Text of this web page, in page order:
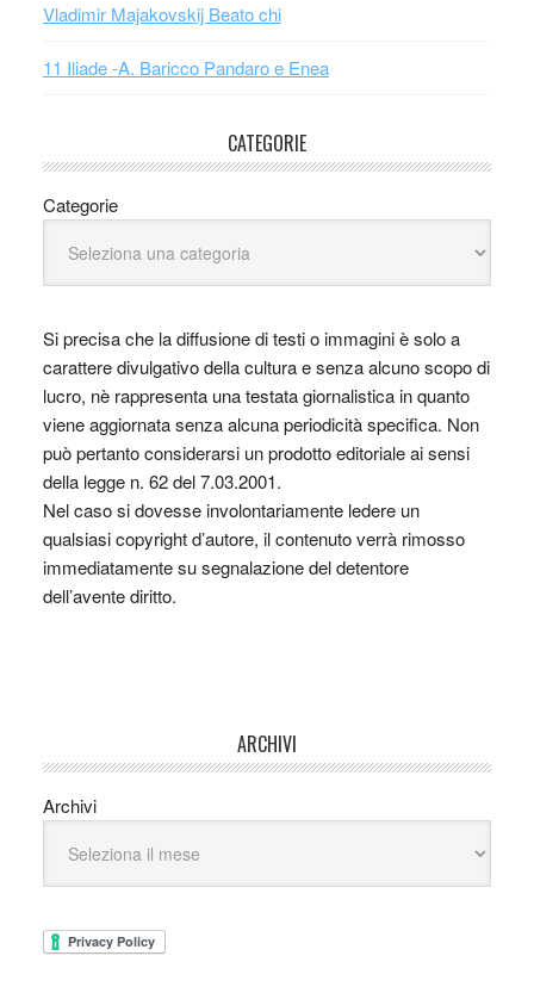
Vladimir Majakovskij Beato chi
11 Iliade -A. Baricco Pandaro e Enea
CATEGORIE
Categorie
Si precisa che la diffusione di testi o immagini è solo a
carattere divulgativo della cultura e senza alcuno scopo di
lucro, nè rappresenta una testata giornalistica in quanto
viene aggiornata senza alcuna periodicità specifica. Non
può pertanto considerarsi un prodotto editoriale ai sensi
della legge n. 62 del 7.03.2001.
Nel caso si dovesse involontariamente ledere un
qualsiasi copyright d’autore, il contenuto verrà rimosso
immediatamente su segnalazione del detentore
dell’avente diritto.
ARCHIVI
Archivi